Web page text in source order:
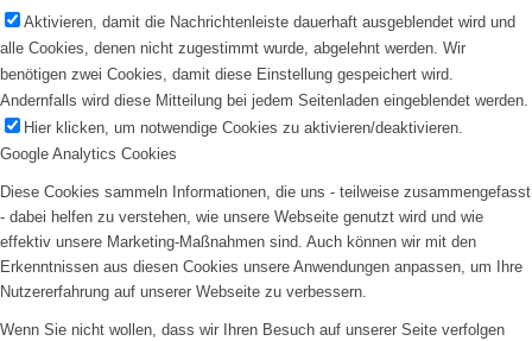
Aktivieren, damit die Nachrichtenleiste dauerhaft ausgeblendet wird und
alle Cookies, denen nicht zugestimmt wurde, abgelehnt werden. Wir
benötigen zwei Cookies, damit diese Einstellung gespeichert wird.
Andernfalls wird diese Mitteilung bei jedem Seitenladen eingeblendet werden.
Hier klicken, um notwendige Cookies zu aktivieren/deaktivieren.
Google Analytics Cookies
Diese Cookies sammeln Informationen, die uns - teilweise zusammengefasst
- dabei helfen zu verstehen, wie unsere Webseite genutzt wird und wie
effektiv unsere Marketing-Maßnahmen sind. Auch können wir mit den
Erkenntnissen aus diesen Cookies unsere Anwendungen anpassen, um Ihre
Nutzererfahrung auf unserer Webseite zu verbessern.
Wenn Sie nicht wollen, dass wir Ihren Besuch auf unserer Seite verfolgen